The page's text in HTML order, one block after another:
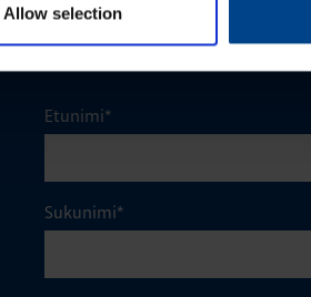
Allow selection
Etunimi*
Sukunimi*